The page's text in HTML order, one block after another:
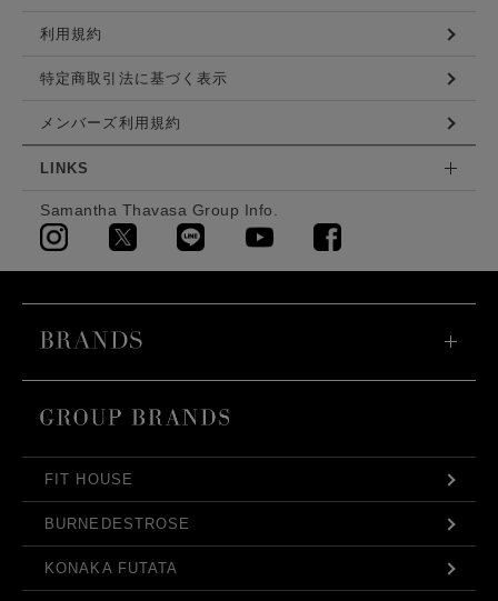
利用規約
特定商取引法に基づく表示
メンバーズ利用規約
LINKS
Samantha Thavasa Group Info.
FIT HOUSE
BURNEDESTROSE
KONAKA FUTATA